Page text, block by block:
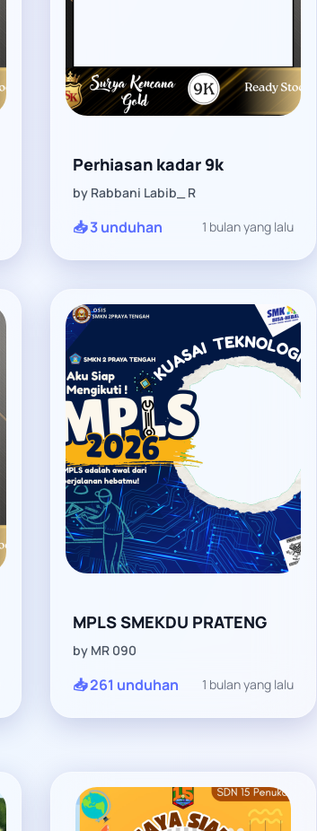
Perhiasan kadar 9k
by Rabbani Labib_ R
📥 3 unduhan 1 bulan yang lalu
MPLS SMEKDU PRATENG
by MR 090
📥 261 unduhan 1 bulan yang lalu